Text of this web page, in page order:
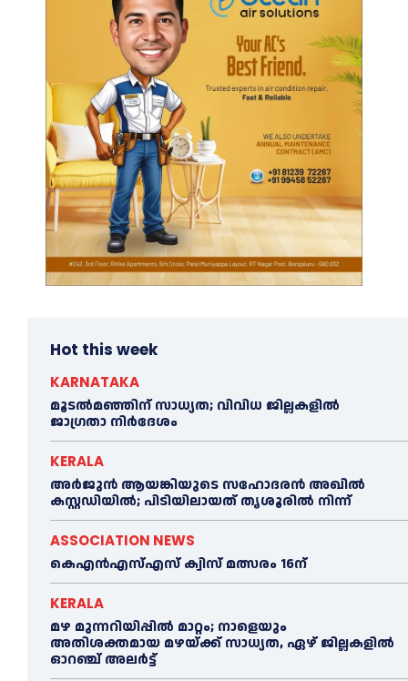
Hot this week
KARNATAKA
മൂടൽമഞ്ഞിന് സാധ്യത; വിവിധ ജില്ലകളിൽ
ജാഗ്രതാ നിർദേശം
KERALA
അര്‍ജുന്‍ ആയങ്കിയുടെ സഹോദരന്‍ അഖില്‍
കസ്റ്റഡിയില്‍; പിടിയിലായത് തൃശൂരില്‍ നിന്ന്
ASSOCIATION NEWS
കെഎൻഎസ്എസ് ക്വിസ് മത്സരം 16ന്
KERALA
മഴ മുന്നറിയിപ്പിൽ മാറ്റം; നാളെയും
അതിശക്തമായ മഴയ്ക്ക് സാധ്യത, ഏഴ് ജില്ലകളിൽ
ഓറഞ്ച് അലർട്ട്